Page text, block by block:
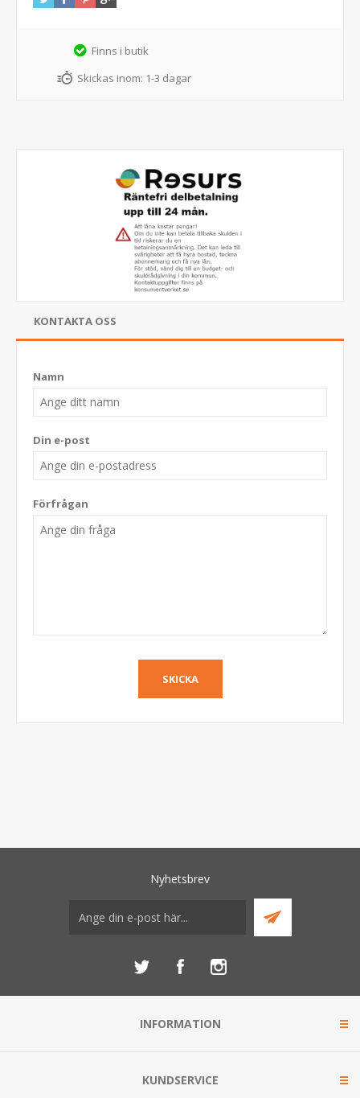
Finns i butik
Skickas inom: 1-3 dagar
KONTAKTA OSS
Namn
Din e-post
Förfrågan
Nyhetsbrev
INFORMATION
KUNDSERVICE